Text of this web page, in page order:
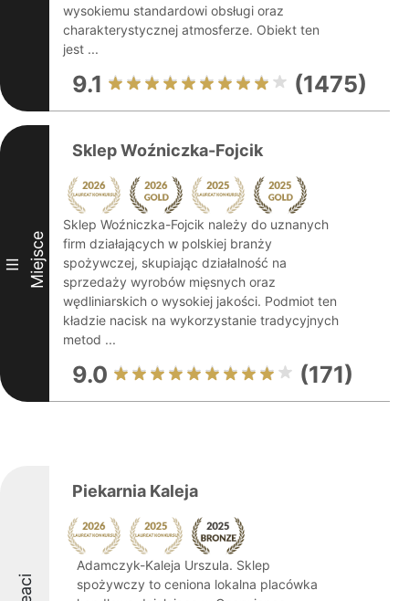
wysokiemu standardowi obsługi oraz
charakterystycznej atmosferze. Obiekt ten
jest ...
9.1 (1475)
III Miejsce
Sklep Woźniczka-Fojcik
Sklep Woźniczka-Fojcik należy do uznanych
firm działających w polskiej branży
spożywczej, skupiając działalność na
sprzedaży wyrobów mięsnych oraz
wędliniarskich o wysokiej jakości. Podmiot ten
kładzie nacisk na wykorzystanie tradycyjnych
metod ...
9.0 (171)
Piekarnia Kaleja
Adamczyk-Kaleja Urszula. Sklep
spożywczy to ceniona lokalna placówka